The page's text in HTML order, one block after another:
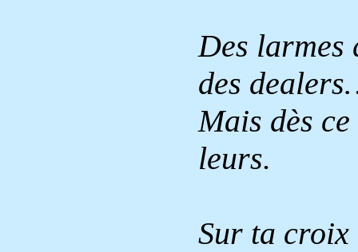
Des larmes
des
Mais dès
leurs.
Sur ta croix